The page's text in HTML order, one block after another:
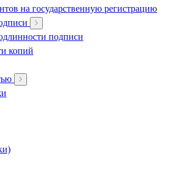
на государственную регистрацию
подписи
копий